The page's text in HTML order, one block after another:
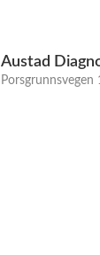
Austad